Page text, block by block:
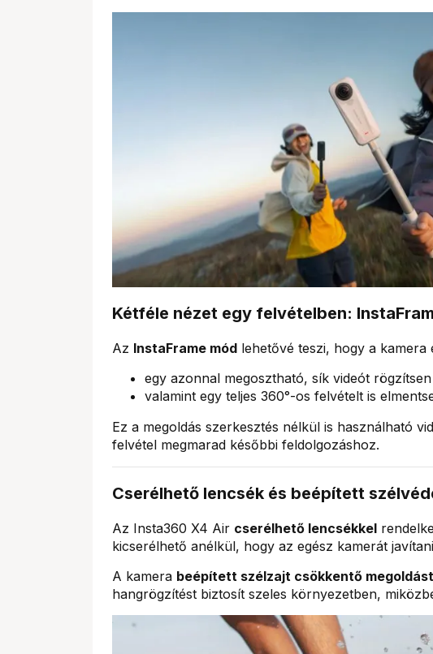
Kétféle nézet egy felvételben:
Az InstaFrame mód lehetővé teszi, hogy a kamera
egy azonnal megosztható, sík videót
valamint egy teljes 360°-os felvételt is
Ez a megoldás szerkesztés nélkül is használható
felvétel megmarad későbbi feldolgozáshoz.
Cserélhető lencsék és beépített
Az Insta360 X4 Air cserélhető lencsékkel
kicserélhető anélkül, hogy az egész kamerát
A kamera beépített szélzajt csökkentő megoldást
hangrögzítést biztosít szeles környezetben,